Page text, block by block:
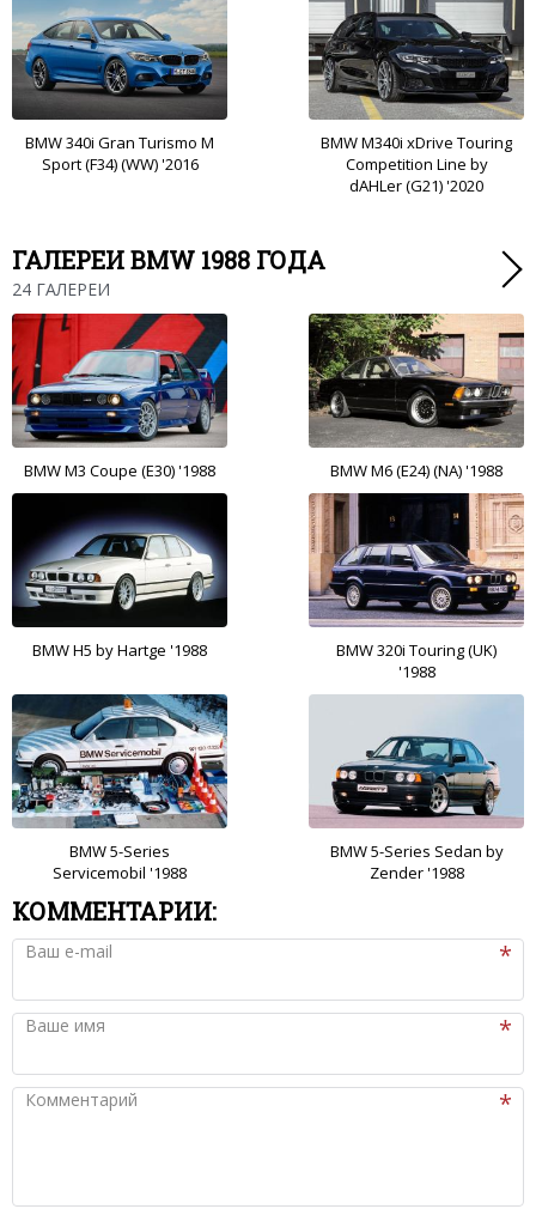
BMW 340i Gran Turismo M
Sport (F34) (WW) '2016
BMW M340i xDrive Touring
Competition Line by
dAHLer (G21) '2020
ГАЛЕРЕИ BMW 1988 ГОДА
24 ГАЛЕРЕИ
BMW M3 Coupe (E30) '1988 BMW M6 (E24) (NA) '1988
BMW H5 by Hartge '1988
BMW 320i Touring (UK)
'1988
BMW 5-Series
Servicemobil '1988
BMW 5-Series Sedan by
Zender '1988
КОММЕНТАРИИ:
Ваш e-mail
Ваше имя
Комментарий